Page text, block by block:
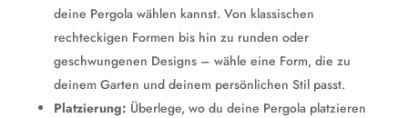
deine Pergola wählen kannst. Von klassischen
rechteckigen Formen bis hin zu runden oder
geschwungenen Designs – wähle eine Form, die zu
deinem Garten und deinem persönlichen Stil passt.
Platzierung: Überlege, wo du deine Pergola platzieren